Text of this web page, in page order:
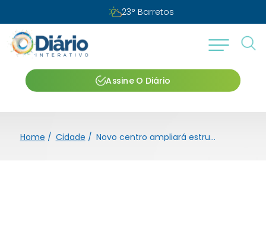
23° Barretos
Assine O Diário
Home / Cidade / Novo centro ampliará estrutura de reabilitação na região